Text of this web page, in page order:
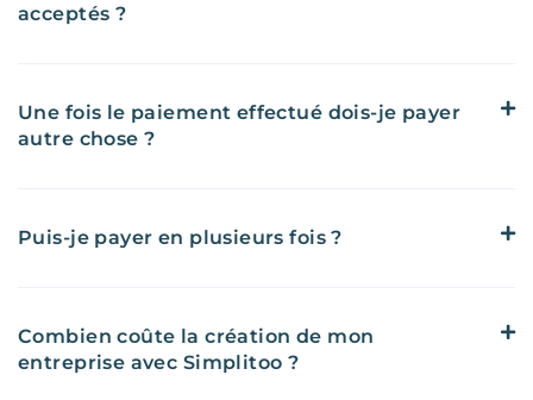
acceptés ?
Une fois le paiement effectué dois-je payer
autre chose ?
Puis-je payer en plusieurs fois ?
Combien coûte la création de mon
entreprise avec Simplitoo ?